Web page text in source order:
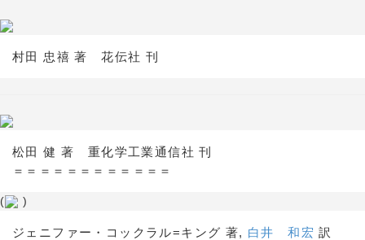
村田 忠禧 著 花伝社 刊
松田 健 著 重化学工業通信社 刊
＝＝＝＝＝＝＝＝＝＝＝＝
( )
ジェニファー・コックラル=キング 著, 白井 和宏 訳